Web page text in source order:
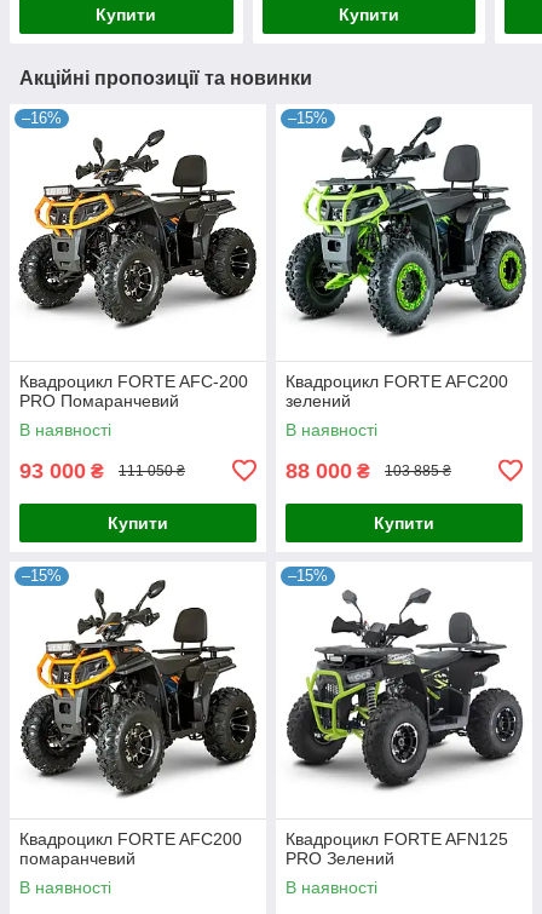
Купити Купити
Акційні пропозиції та новинки
–16%
Квадроцикл FORTE AFC-200
PRO Помаранчевий
В наявності
93 000 ₴ 111 050 ₴
Купити
–15%
Квадроцикл FORTE AFC200
зелений
В наявності
88 000 ₴ 103 885 ₴
Купити
–15%
Квадроцикл FORTE AFC200
помаранчевий
В наявності
–15%
Квадроцикл FORTE AFN125
PRO Зелений
В наявності